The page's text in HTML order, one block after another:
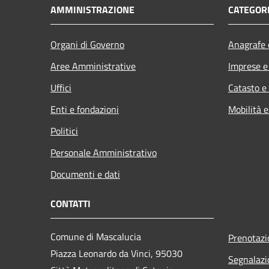
AMMINISTRAZIONE
Organi di Governo
Aree Amministrative
Uffici
Enti e fondazioni
Politici
Personale Amministrativo
Documenti e dati
Imprese
Catasto
Mobilità
CONTATTI
Comune di Mascalucia
Piazza Leonardo da Vinci, 95030